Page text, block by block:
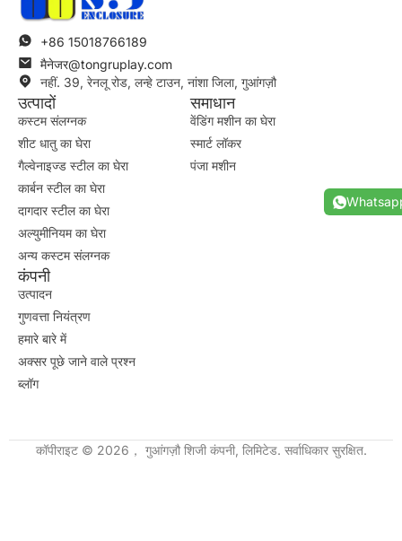
+86 15018766189
मैनेजर@tongruplay.com
नहीं. 39, रेनलू रोड, लन्हे टाउन, नांशा जिला, गुआंगज़ौ
उत्पादों
कस्टम संलग्नक
शीट धातु का घेरा
गैल्वेनाइज्ड स्टील का घेरा
कार्बन स्टील का घेरा
दागदार स्टील का घेरा
अल्युमीनियम का घेरा
अन्य कस्टम संलग्नक
समाधान
वेंडिंग मशीन का घेरा
स्मार्ट लॉकर
पंजा मशीन
कंपनी
उत्पादन
गुणवत्ता नियंत्रण
हमारे बारे में
अक्सर पूछे जाने वाले प्रश्न
ब्लॉग
कॉपीराइट © 2026， गुआंगज़ौ शिजी कंपनी, लिमिटेड. सर्वाधिकार सुरक्षित.